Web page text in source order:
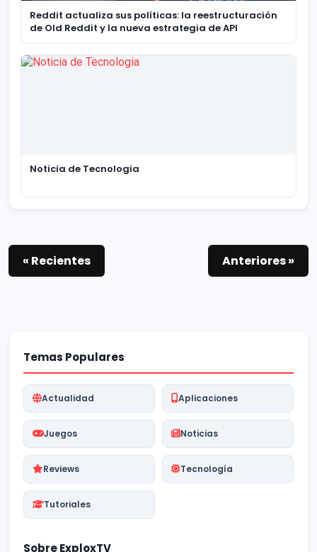
Reddit actualiza sus políticas: la reestructuración
de Old Reddit y la nueva estrategia de API
Noticia de Tecnologia
« Recientes Anteriores »
Temas Populares
Actualidad Aplicaciones
Juegos Noticias
Reviews Tecnología
Tutoriales
Sobre ExploxTV